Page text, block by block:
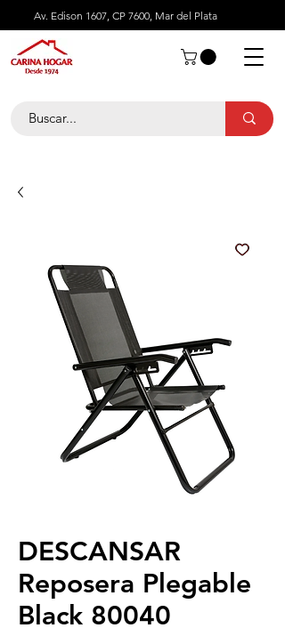
Av. Edison 1607, CP 7600, Mar del Plata
DESCANSAR
Reposera Plegable
Black 80040